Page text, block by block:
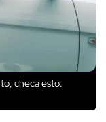
checa esto.